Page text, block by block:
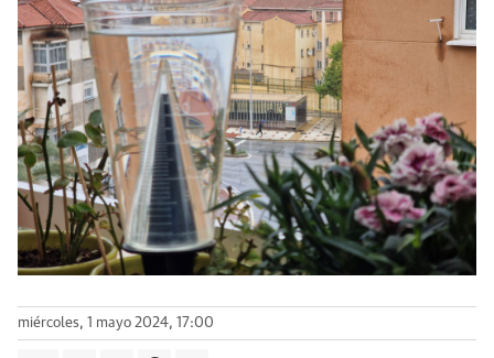
miércoles, 1 mayo 2024, 17:00